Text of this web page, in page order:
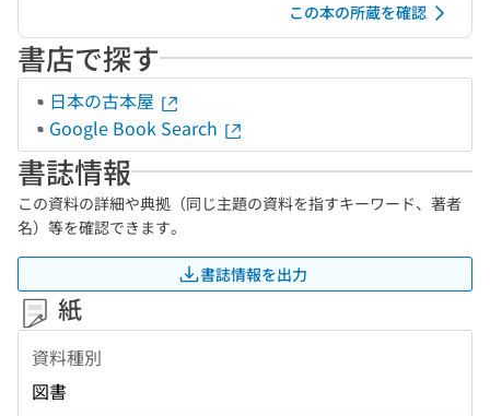
この本の所蔵を確認
書店で探す
日本の古本屋
Google Book Search
書誌情報
この資料の詳細や典拠（同じ主題の資料を指すキーワード、著者
名）等を確認できます。
書誌情報を出力
紙
資料種別
図書